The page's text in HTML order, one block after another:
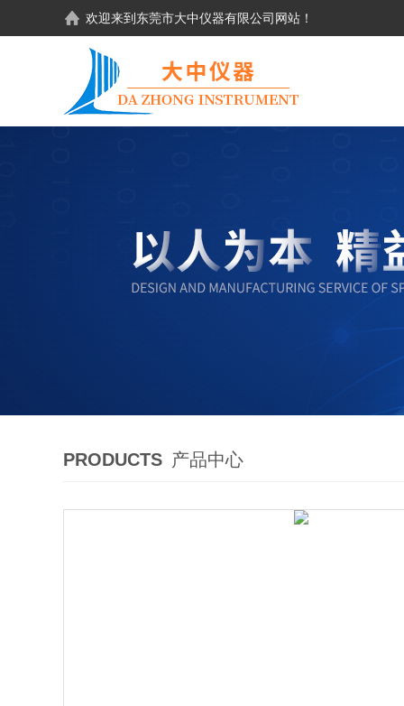
欢迎来到东莞市大中仪器有限公司网站！
PRODUCTS 产品中心